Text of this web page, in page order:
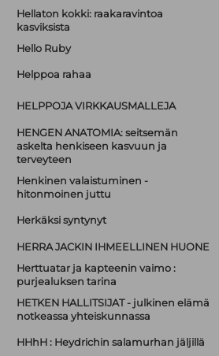
Hellaton kokki: raakaravintoa
kasviksista
Hello Ruby
Helppoa rahaa
HELPPOJA VIRKKAUSMALLEJA
HENGEN ANATOMIA: seitsemän
askelta henkiseen kasvuun ja
terveyteen
Henkinen valaistuminen -
hitonmoinen juttu
Herkäksi syntynyt
HERRA JACKIN IHMEELLINEN HUONE
Herttuatar ja kapteenin vaimo :
purjealuksen tarina
HETKEN HALLITSIJAT - julkinen elämä
notkeassa yhteiskunnassa
HHhH : Heydrichin salamurhan jäljillä